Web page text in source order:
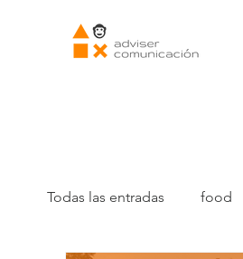
Todas las entradas food